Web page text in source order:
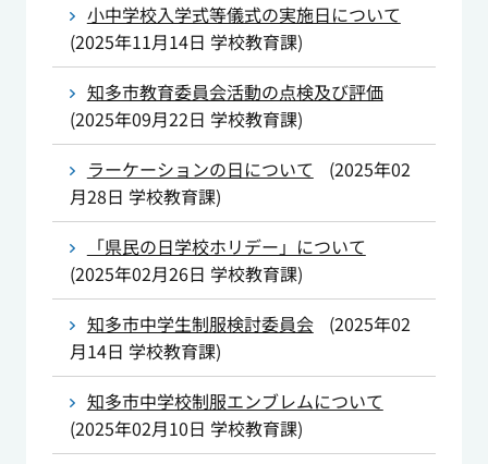
小中学校入学式等儀式の実施日について
(2025年11月14日 学校教育課)
知多市教育委員会活動の点検及び評価
(2025年09月22日 学校教育課)
ラーケーションの日について
(2025年02
月28日 学校教育課)
「県民の日学校ホリデー」について
(2025年02月26日 学校教育課)
知多市中学生制服検討委員会
(2025年02
月14日 学校教育課)
知多市中学校制服エンブレムについて
(2025年02月10日 学校教育課)